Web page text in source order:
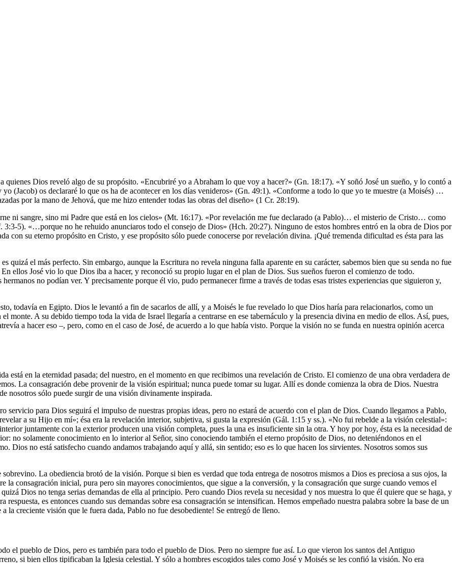
quienes Dios reveló algo de su propósito. «Encubriré yo a Abraham lo que voy a hacer?» (Gn. 18:17). «Y soñó José un sueño, y lo contó a
(Jacob) os declararé lo que os ha de acontecer en los días venideros» (Gn. 49:1). «Conforme a todo lo que yo te muestre (a Moisés) …
por la mano de Jehová, que me hizo entender todas las obras del diseño» (1 Cr. 28:19).
ni sangre, sino mi Padre que está en los cielos» (Mt. 16:17). «Por revelación me fue declarado (a Pablo)… el misterio de Cristo… como
3:3-5). «…porque no he rehuido anunciaros todo el consejo de Dios» (Hch. 20:27). Ninguno de estos hombres entró en la obra de Dios por
con su eterno propósito en Cristo, y ese propósito sólo puede conocerse por revelación divina. ¡Qué tremenda dificultad es ésta para las
quizá el más perfecto. Sin embargo, aunque la Escritura no revela ninguna falla aparente en su carácter, sabemos bien que su senda no fue
ellos José vio lo que Dios iba a hacer, y reconoció su propio lugar en el plan de Dios. Sus sueños fueron el comienzo de todo.
no podían ver. Y precisamente porque él vio, pudo permanecer firme a través de todas esas tristes experiencias que siguieron y,
todavía en Egipto. Dios le levantó a fin de sacarlos de allí, y a Moisés le fue revelado lo que Dios haría para relacionarlos, como un
monte. A su debido tiempo toda la vida de Israel llegaría a centrarse en ese tabernáculo y la presencia divina en medio de ellos. Así, pues,
a hacer eso –, pero, como en el caso de José, de acuerdo a lo que había visto. Porque la visión no se funda en nuestra opinión acerca
está en la eternidad pasada; del nuestro, en el momento en que recibimos una revelación de Cristo. El comienzo de una obra verdadera de
La consagración debe provenir de la visión espiritual; nunca puede tomar su lugar. Allí es donde comienza la obra de Dios. Nuestra
nosotros sólo puede surgir de una visión divinamente inspirada.
servicio para Dios seguirá el impulso de nuestras propias ideas, pero no estará de acuerdo con el plan de Dios. Cuando llegamos a Pablo,
a su Hijo en mí»; ésa era la revelación interior, subjetiva, si gusta la expresión (Gál. 1:15 y ss.). «No fui rebelde a la visión celestial»:
juntamente con la exterior producen una visión completa, pues la una es insuficiente sin la otra. Y hoy por hoy, ésta es la necesidad de
no solamente conocimiento en lo interior al Señor, sino conociendo también el eterno propósito de Dios, no deteniéndonos en el
Dios no está satisfecho cuando andamos trabajando aquí y allá, sin sentido; eso es lo que hacen los sirvientes. Nosotros somos sus
La obediencia brotó de la visión. Porque si bien es verdad que toda entrega de nosotros mismos a Dios es preciosa a sus ojos, la
la consagración inicial, pura pero sin mayores conocimientos, que sigue a la conversión, y la consagración que surge cuando vemos el
Dios no tenga serias demandas de ella al principio. Pero cuando Dios revela su necesidad y nos muestra lo que él quiere que se haga, y
es entonces cuando sus demandas sobre esa consagración se intensifican. Hemos empeñado nuestra palabra sobre la base de un
la creciente visión que le fuera dada, Pablo no fue desobediente! Se entregó de lleno.
el pueblo de Dios, pero es también para todo el pueblo de Dios. Pero no siempre fue así. Lo que vieron los santos del Antiguo
si bien ellos tipificaban la Iglesia celestial. Y sólo a hombres escogidos tales como José y Moisés se les confió la visión. No era